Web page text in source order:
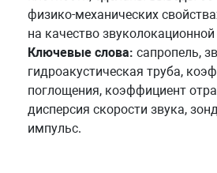
физико-механических
на качество
Ключевые слова: сапропель,
гидроакустическая труба,
поглощения, коэффициент
дисперсия скорости звука,
импульс.